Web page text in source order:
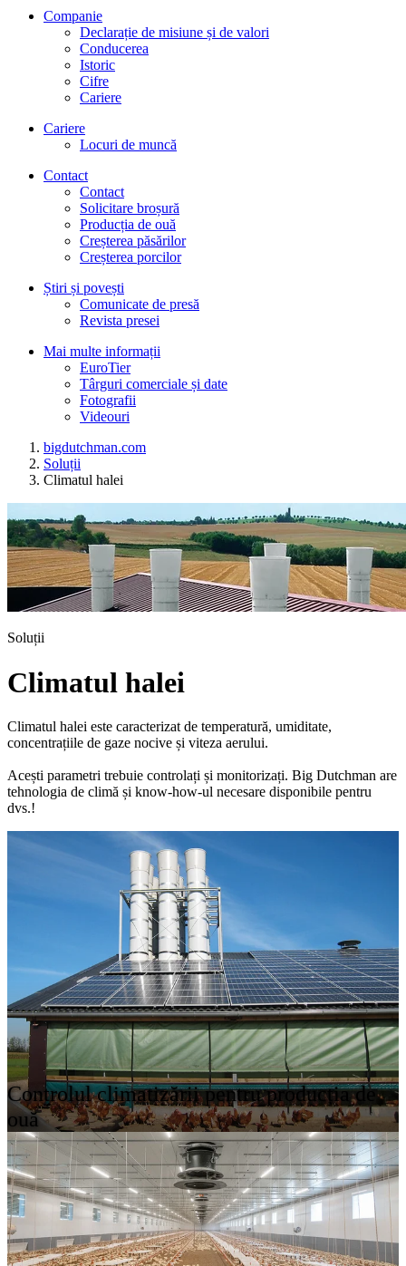
Companie
Declarație de misiune și de valori
Conducerea
Istoric
Cifre
Cariere
Cariere
Locuri de muncă
Contact
Contact
Solicitare broșură
Producția de ouă
Creșterea păsărilor
Creșterea porcilor
Știri și povești
Comunicate de presă
Revista presei
Mai multe informații
EuroTier
Târguri comerciale și date
Fotografii
Videouri
bigdutchman.com
Soluții
Climatul halei
Soluții
Climatul halei
Climatul halei este caracterizat de temperatură, umiditate,
concentrațiile de gaze nocive și viteza aerului.
Acești parametri trebuie controlați și monitorizați. Big Dutchman are
tehnologia de climă și know-how-ul necesare disponibile pentru
dvs.!
Controlul climatizării pentru producția de
ouă